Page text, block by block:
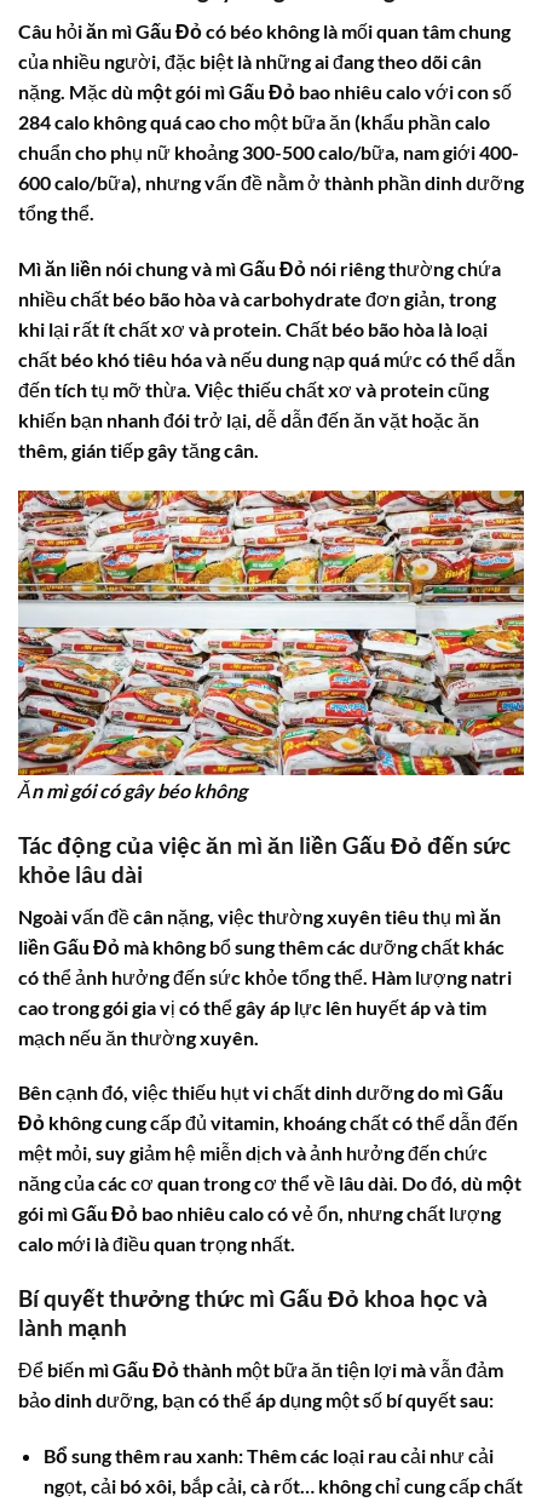
Câu hỏiăn mì Gấu Đỏ có béo khônglà mối quan tâm chung
của nhiều người, đặc biệt là những ai đang theo dõi cân
nặng. Mặc dù một gói mì Gấu Đỏ bao nhiêu calovới con số
284 calo không quá cao cho một bữa ăn (khẩu phần calo
chuẩn cho phụ nữ khoảng 300-500 calo/bữa, nam giới 400-
600 calo/bữa), nhưng vấn đề nằm ở thành phần dinh dưỡng
tổng thể.
Mì ăn liền nói chung và mì Gấu Đỏ nói riêng thường chứa
nhiều chất béo bão hòa và carbohydrate đơn giản, trong
khi lại rất ít chất xơ và protein. Chất béo bão hòa là loại
chất béo khó tiêu hóa và nếu dung nạp quá mức có thể dẫn
đến tích tụ mỡ thừa. Việc thiếu chất xơ và protein cũng
khiến bạn nhanh đói trở lại, dễ dẫn đến ăn vặt hoặc ăn
thêm, gián tiếp gây tăng cân.
Ăn mì gói có gây béo không
Tác động của việc ăn mì ăn liền Gấu Đỏ đến sức
khỏe lâu dài
Ngoài vấn đề cân nặng, việc thường xuyên tiêu thụ mì ăn
liền Gấu Đỏ mà không bổ sung thêm các dưỡng chất khác
có thể ảnh hưởng đến sức khỏe tổng thể. Hàm lượng natri
cao trong gói gia vị có thể gây áp lực lên huyết áp và tim
mạch nếu ăn thường xuyên.
Bên cạnh đó, việc thiếu hụt vi chất dinh dưỡng do mì Gấu
Đỏ không cung cấp đủ vitamin, khoáng chất có thể dẫn đến
mệt mỏi, suy giảm hệ miễn dịch và ảnh hưởng đến chức
năng của các cơ quan trong cơ thể về lâu dài. Do đó, dù một
gói mì Gấu Đỏ bao nhiêu calocó vẻ ổn, nhưng chất lượng
calo mới là điều quan trọng nhất.
Bí quyết thưởng thức mì Gấu Đỏ khoa học và
lành mạnh
Để biến mì Gấu Đỏthành một bữa ăn tiện lợi mà vẫn đảm
bảo dinh dưỡng, bạn có thể áp dụng một số bí quyết sau:
Bổ sung thêm rau xanh:Thêm các loại rau cải như cải
ngọt, cải bó xôi, bắp cải, cà rốt… không chỉ cung cấp chất